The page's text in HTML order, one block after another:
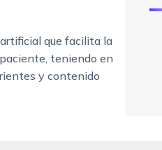
que facilita la
teniendo en
y contenido